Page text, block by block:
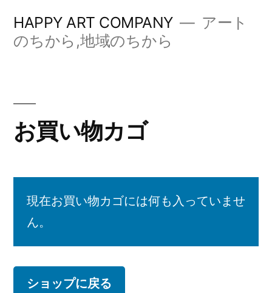
HAPPY ART COMPANY
アート
のちから,地域のちから
お買い物カゴ
現在お買い物カゴには何も入っていませ
ん。
ショップに戻る